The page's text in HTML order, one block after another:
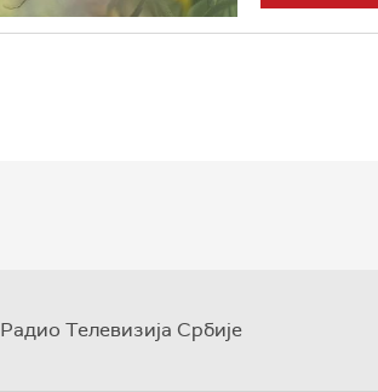
Радио Телевизија Србије